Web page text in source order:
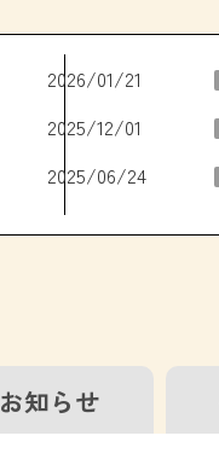
2026/01/21
2025/12/01
2025/06/24
お知らせ